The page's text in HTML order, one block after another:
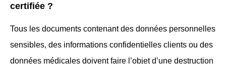
certifiée ?
Tous les documents contenant des données personnelles
sensibles, des informations confidentielles clients ou des
données médicales doivent faire l’objet d’une destruction